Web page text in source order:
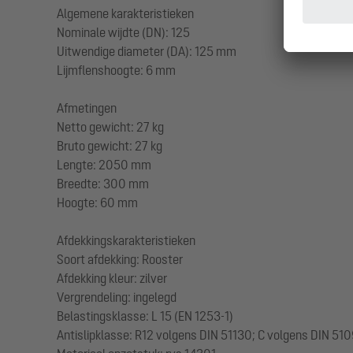
Algemene karakteristieken
Nominale wijdte (DN): 125
Uitwendige diameter (DA): 125 mm
Lijmflenshoogte: 6 mm
Afmetingen
Netto gewicht: 27 kg
Bruto gewicht: 27 kg
Lengte: 2050 mm
Breedte: 300 mm
Hoogte: 60 mm
Afdekkingskarakteristieken
Soort afdekking: Rooster
Afdekking kleur: zilver
Vergrendeling: ingelegd
Belastingsklasse: L 15 (EN 1253-1)
Antislipklasse: R12 volgens DIN 51130; C volgens DIN